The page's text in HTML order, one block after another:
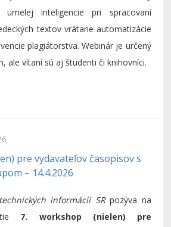
umelej inteligencie pri spracovaní
textov vrátane automatizácie
plagiátorstva. Webinár je určený
ale vítaní sú aj študenti či knihovníci.
pre vydavateľov časopisov s
– 14.4.2026
informácií SRpozýva na
7. workshop (nielen) pre